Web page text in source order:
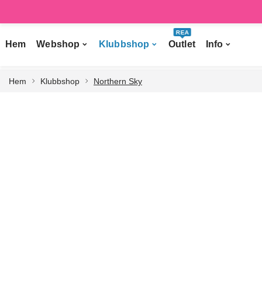
Hem Webshop Klubbshop Outlet
REA
Info
Hem Klubbshop Northern Sky